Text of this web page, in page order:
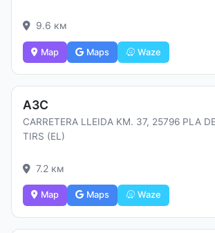
9.6 км
Map Maps Waze
АЗС
CARRETERA LLEIDA KM. 37, 25796 PLA
TIRS (EL)
7.2 км
Map Maps Waze